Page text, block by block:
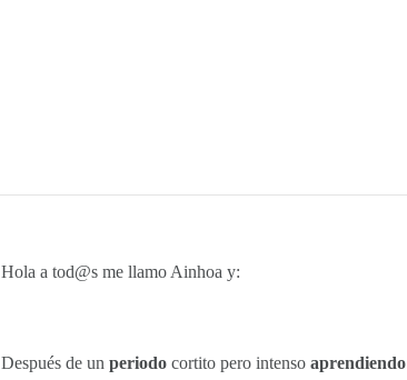
Hola a tod@s me llamo Ainhoa y:
Después de unperiodo cortito pero intensoaprendiendo